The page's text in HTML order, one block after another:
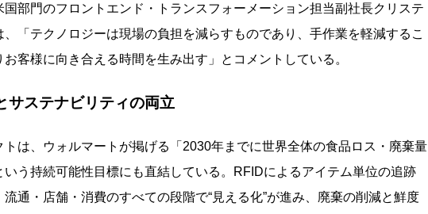
部門のフロントエンド・トランスフォーメーション担当副社長クリステ
、「テクノロジーは現場の負担を減らすものであり、手作業を軽減するこ
お客様に向き合える時間を生み出す」とコメントしている。
サステナビリティの両立
は、ウォルマートが掲げる「2030年までに世界全体の食品ロス・廃棄量
いう持続可能性目標にも直結している。RFIDによるアイテム単位の追跡
通・店舗・消費のすべての段階で“見える化”が進み、廃棄の削減と鮮度